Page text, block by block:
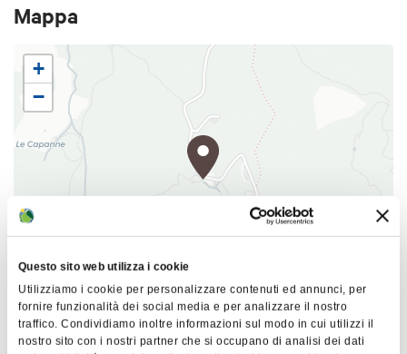
Questo sito web utilizza i cookie
Utilizziamo i cookie per personalizzare contenuti ed annunci, per
fornire funzionalità dei social media e per analizzare il nostro
traffico. Condividiamo inoltre informazioni sul modo in cui utilizzi il
nostro sito con i nostri partner che si occupano di analisi dei dati
individuale: un'imbragatura a doppia longe e
doppio moschettone, un caschetto protettivo e
tutto il necessario per godersi la bellezza della
natura ed il brivido dell'avventura nella massima
sicurezza. Dopo aver effettuato un briefing di circa
15 minuti, l'ospite dovrà soltanto scegliere il
percorso da seguire. Anche se l'imbragatura ed un
adeguato addestramento consentono ai guest di
eseguire il percorso in modo indipendente, gli
istruttori sono sempre nelle vicinanze per garantire
il corretto svolgimento del percorso effettuando
assistenza in caso di necessità.
Ci sono tre percorsi diversi con tre gradi di
difficoltà e due percorsi per i bambini (altezza
Mappa
+
−
Leaflet |© OpenStreetMapcontributors ©
Triton's park